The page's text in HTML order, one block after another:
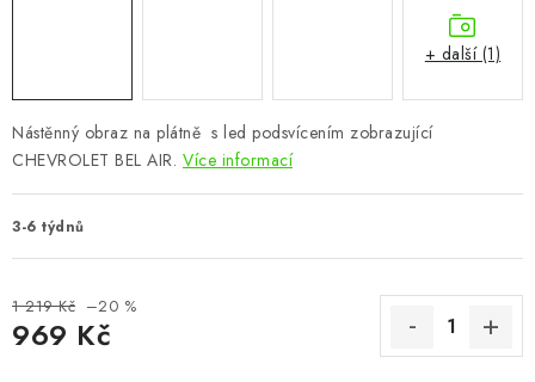
Vše o nákupu Info
Reklamace a odstoupení od smlouvy
Kontakty
Bonusový program NBM+
Nástěnný obraz na plátně s led podsvícením zobrazující
CHEVROLET BEL AIR. Více informací
3-6 týdnů
1 219 Kč –20 %
969 Kč
+ další (1)